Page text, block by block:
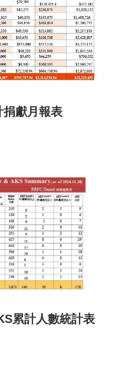
獻月報表
累計人數統計表